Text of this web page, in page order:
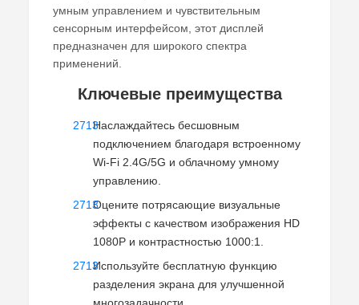
умным управлением и чувствительным
сенсорным интерфейсом, этот дисплей
предназначен для широкого спектра
применений.
Ключевые преимущества
Наслаждайтесь бесшовным
подключением благодаря встроенному
Wi-Fi 2.4G/5G и облачному умному
управлению.
Оцените потрясающие визуальные
эффекты с качеством изображения HD
1080P и контрастностью 1000:1.
Используйте бесплатную функцию
разделения экрана для улучшенной